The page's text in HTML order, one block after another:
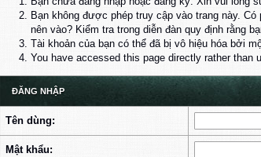
Bạn không được phép truy cập vào trang này.
nên vào? Kiểm tra trong diễn đàn quy định rằng
Tài khoản của bạn có thể đã bị vô hiệu hóa bởi
You have accessed this page directly rather than
ĐĂNG NHẬP
Tên dùng:
Mật khẩu: